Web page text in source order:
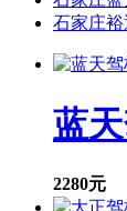
石家庄
蓝
2280元